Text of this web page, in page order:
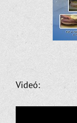
Videó: